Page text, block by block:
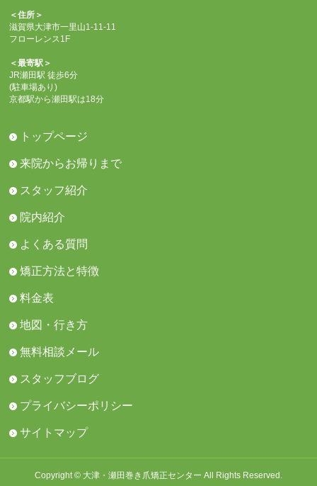
＜住所＞
滋賀県大津市一里山1-11-11
フローレンス1F
＜最寄駅＞
JR瀬田駅 徒歩6分
(駐車場あり)
京都駅から瀬田駅は18分
トップページ
来院からお帰りまで
スタッフ紹介
院内紹介
よくある質問
矯正方法と特徴
料金表
地図・行き方
無料相談メール
スタッフブログ
プライバシーポリシー
サイトマップ
Copyright © 大津・瀬田巻き爪矯正センター All Rights Reserved.